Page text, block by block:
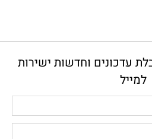
עדכונים וחדשות ישירות
למייל